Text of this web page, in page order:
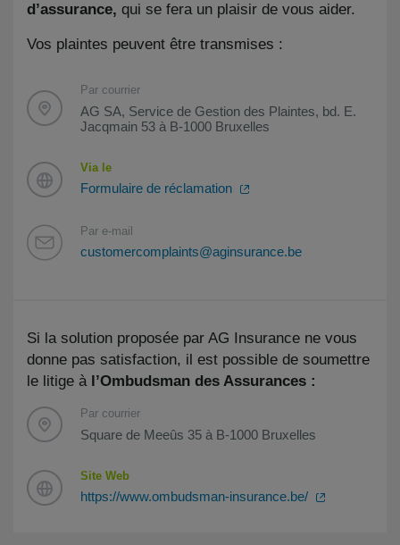
d’assurance, qui se fera un plaisir de vous aider.
Vos plaintes peuvent être transmises :
Par courrier
AG SA, Service de Gestion des Plaintes, bd. E.
Jacqmain 53 à B-1000 Bruxelles
Via le
Formulaire de réclamation
Par e-mail
customercomplaints@aginsurance.be
Si la solution proposée par AG Insurance ne vous
donne pas satisfaction, il est possible de soumettre
le litige à l’Ombudsman des Assurances :
Par courrier
Square de Meeûs 35 à B-1000 Bruxelles
Site Web
https://www.ombudsman-insurance.be/